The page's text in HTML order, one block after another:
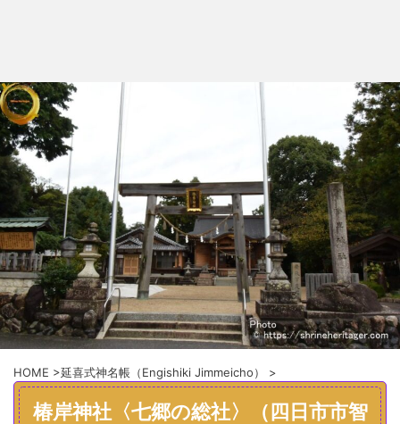
HOME >延喜式神名帳（Engishiki Jimmeicho） >
椿岸神社〈七郷の総社〉（四日市市智